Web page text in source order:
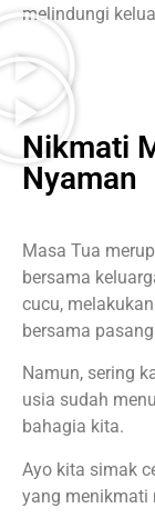
melindungi
Nikmati
Nyaman
Masa Tua
bersama
cucu,
bersama
Namun, sering
usia sudah
bahagia kita.
Ayo kita simak
yang menikmati